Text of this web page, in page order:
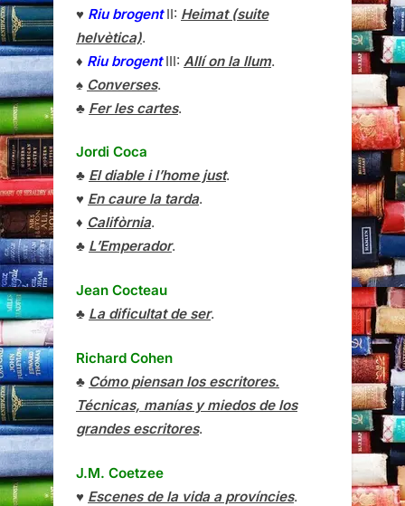
♥ Riu brogentII: Heimat (suite
helvètica).
♦ Riu brogentIII: Allí on la llum.
♠ Converses.
♣ Fer les cartes.
Jordi Coca
♣ El diable i l’home just.
♥ En caure la tarda.
♦ Califòrnia.
♣ L’Emperador.
Jean Cocteau
♣ La dificultat de ser.
Richard Cohen
♣ Cómo piensan los escritores.
Técnicas, manías y miedos de los
grandes escritores.
J.M. Coetzee
♥ Escenes de la vida a províncies.